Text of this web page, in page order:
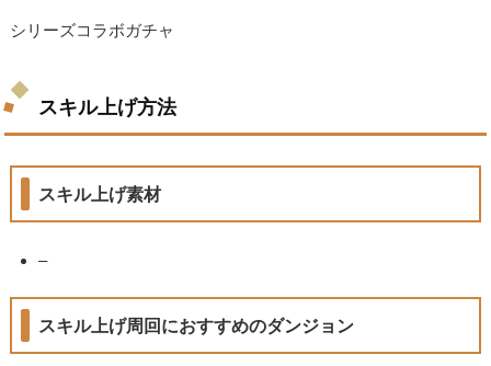
シリーズコラボガチャ
スキル上げ方法
スキル上げ素材
–
スキル上げ周回におすすめのダンジョン